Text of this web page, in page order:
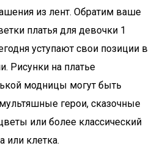
из лент. Обратим ваше
платья для девочки 1
уступают свои позиции в
Рисунки на платье
модницы могут быть
герои, сказочные
или более классический
или клетка.